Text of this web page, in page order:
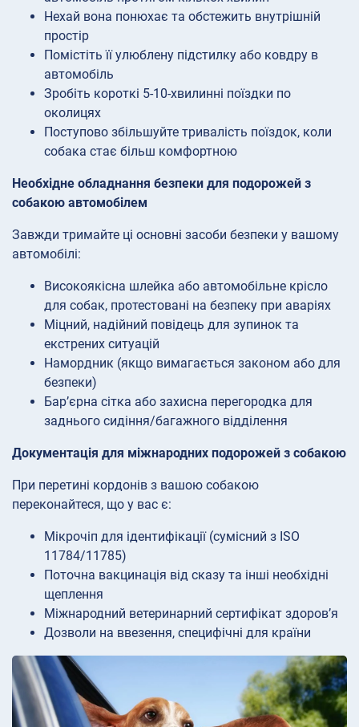
Нехай вона понюхає та обстежить внутрішній
простір
Помістіть її улюблену підстилку або ковдру в
автомобіль
Зробіть короткі 5-10-хвилинні поїздки по
околицях
Поступово збільшуйте тривалість поїздок, коли
собака стає більш комфортною
Необхідне обладнання безпеки для подорожей з
собакою автомобілем
Завжди тримайте ці основні засоби безпеки у вашому
автомобілі:
Високоякісна шлейка або автомобільне крісло
для собак, протестовані на безпеку при аваріях
Міцний, надійний повідець для зупинок та
екстрених ситуацій
Намордник (якщо вимагається законом або для
безпеки)
Бар’єрна сітка або захисна перегородка для
заднього сидіння/багажного відділення
Документація для міжнародних подорожей з собакою
При перетині кордонів з вашою собакою
переконайтеся, що у вас є:
Мікрочіп для ідентифікації (сумісний з ISO
11784/11785)
Поточна вакцинація від сказу та інші необхідні
щеплення
Міжнародний ветеринарний сертифікат здоров’я
Дозволи на ввезення, специфічні для країни